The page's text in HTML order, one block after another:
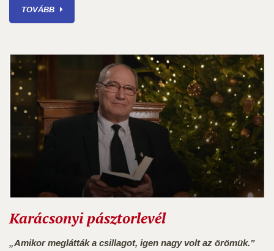
TOVÁBB
Karácsonyi pásztorlevél
„Amikor meglátták a csillagot, igen nagy volt az örömük.”